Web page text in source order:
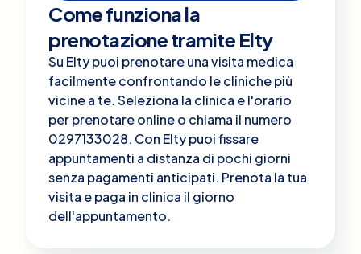
Come funziona la
prenotazione tramite Elty
Su Elty puoi prenotare una visita medica
facilmente confrontando le cliniche più
vicine a te. Seleziona la clinica e l'orario
per prenotare online o chiama il numero
0297133028. Con Elty puoi fissare
appuntamenti a distanza di pochi giorni
senza pagamenti anticipati. Prenota la tua
visita e paga in clinica il giorno
dell'appuntamento.